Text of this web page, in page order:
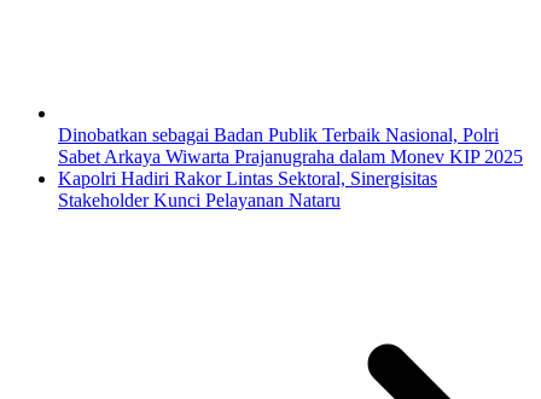
Dinobatkan sebagai Badan Publik Terbaik Nasional, Polri
Sabet Arkaya Wiwarta Prajanugraha dalam Monev KIP 2025
Kapolri Hadiri Rakor Lintas Sektoral, Sinergisitas
Stakeholder Kunci Pelayanan Nataru